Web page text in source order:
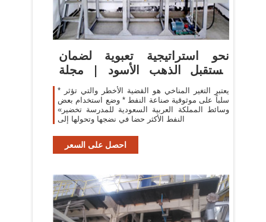
نحو استراتيجية تعبوية لضمان
مستقبل الذهب الأسود | مجلة
المجلة* يعتبر التغير المناخي هو القضية الأخطر والتي تؤثر
سلباً على موثوقية صناعة النفط * وضع استخدام بعض
وسائط المملكة العربية السعودية للمدرسة تخضير»
النفط الأكثر حضا في نضجها وتحولها إلى
احصل على السعر